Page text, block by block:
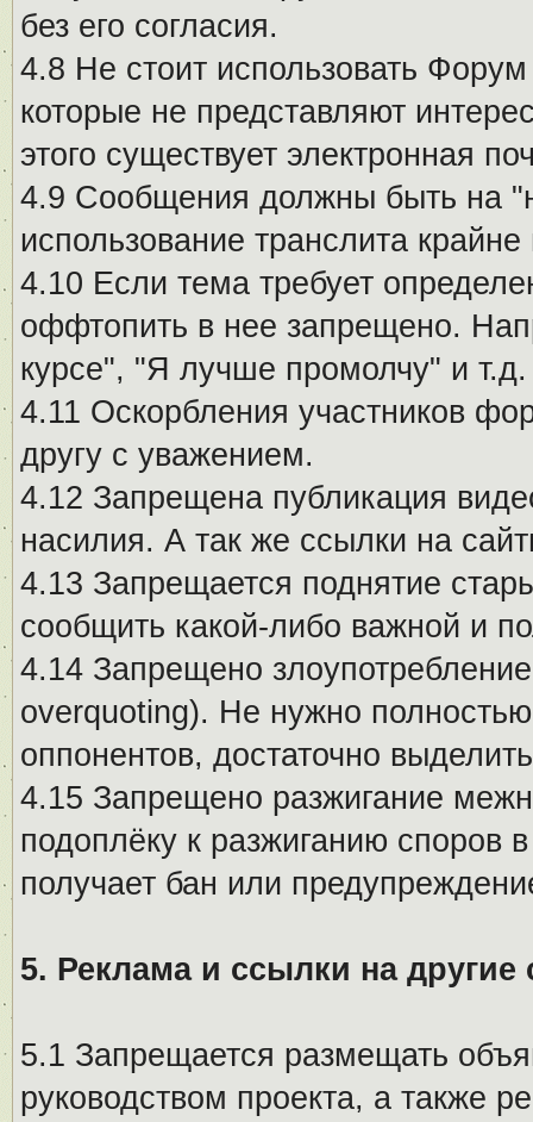
без его согласия.
4.8 Не стоит использовать
которые не представляют
этого существует электронная
4.9 Сообщения должны быть на
использование транслита
4.10 Если тема требует
оффтопить в нее запрещено.
курсе", "Я лучше промолчу" и
4.11 Оскорбления участников
другу с уважением.
4.12 Запрещена публикация
насилия. А так же ссылки на
4.13 Запрещается поднятие
сообщить какой-либо важной и
4.14 Запрещено
overquoting). Не нужно
оппонентов, достаточно
4.15 Запрещено разжигание
подоплёку к разжиганию споров
получает бан или
5. Реклама и ссылки на другие
5.1 Запрещается размещать
руководством проекта, а также